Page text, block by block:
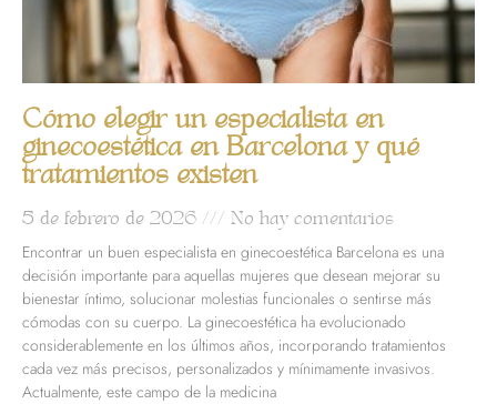
Cómo elegir un especialista en
ginecoestética en Barcelona y qué
tratamientos existen
5 de febrero de 2026 No hay comentarios
Encontrar un buen especialista en ginecoestética Barcelona es una
decisión importante para aquellas mujeres que desean mejorar su
bienestar íntimo, solucionar molestias funcionales o sentirse más
cómodas con su cuerpo. La ginecoestética ha evolucionado
considerablemente en los últimos años, incorporando tratamientos
cada vez más precisos, personalizados y mínimamente invasivos.
Actualmente, este campo de la medicina